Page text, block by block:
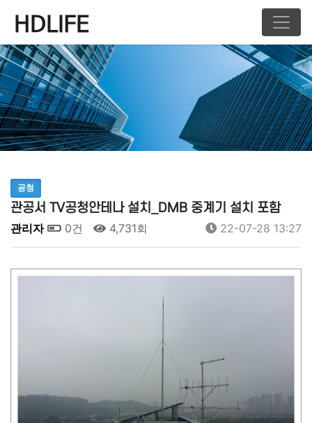
공청
관공서 TV공청안테나 설치_DMB 중계기 설치 포함
관리자 0건 4,731회 22-07-28 13:27